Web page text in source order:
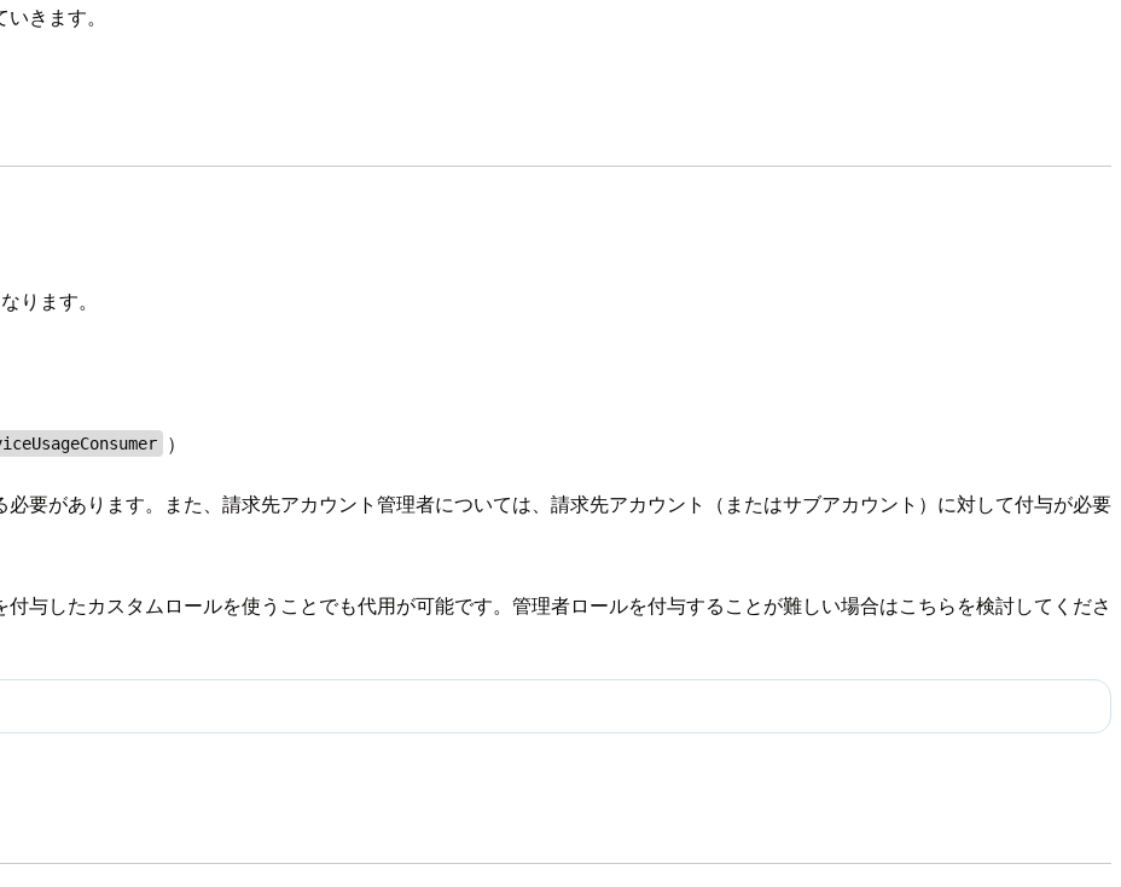
きます。
ります。
）
要があります。また、請求先アカウント管理者については、請求先アカウント（またはサブアカウント）に対して付与が必要
与したカスタムロールを使うことでも代用が可能です。管理者ロールを付与することが難しい場合はこちらを検討してくださ